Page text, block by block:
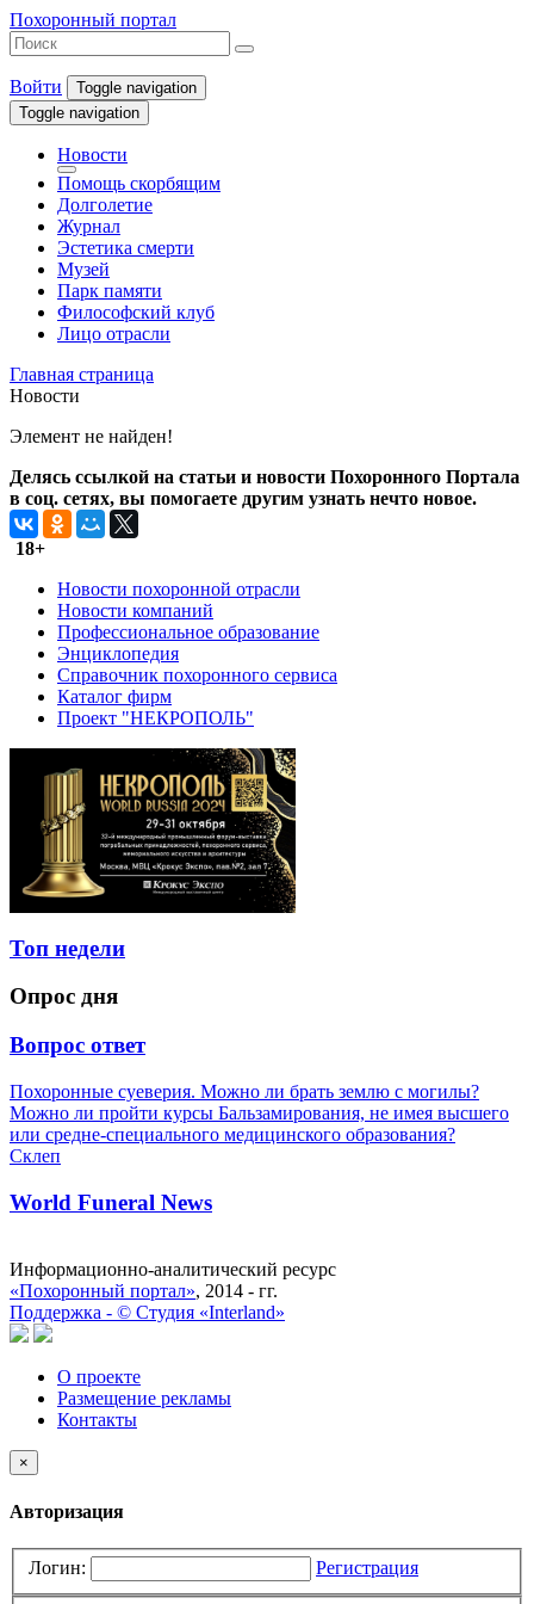
Похоронный портал
Войти
Toggle navigation
Toggle navigation
Новости
Помощь скорбящим
Долголетие
Журнал
Эстетика смерти
Музей
Парк памяти
Философский клуб
Лицо отрасли
Главная страница
Новости
Элемент не найден!
Делясь ссылкой на статьи и новости Похоронного Портала
в соц. сетях, вы помогаете другим узнать нечто новое.
18+
Новости похоронной отрасли
Новости компаний
Профессиональное образование
Энциклопедия
Справочник похоронного сервиса
Каталог фирм
Проект "НЕКРОПОЛЬ"
Топ недели
Опрос дня
Вопрос ответ
Похоронные суеверия. Можно ли брать землю с могилы?
Можно ли пройти курсы Бальзамирования, не имея высшего
или средне-специального медицинского образования?
Склеп
World Funeral News
Информационно-аналитический ресурс
«Похоронный портал», 2014 - гг.
Поддержка - © Cтудия «Interland»
О проекте
Размещение рекламы
Контакты
×
Авторизация
Логин: Регистрация